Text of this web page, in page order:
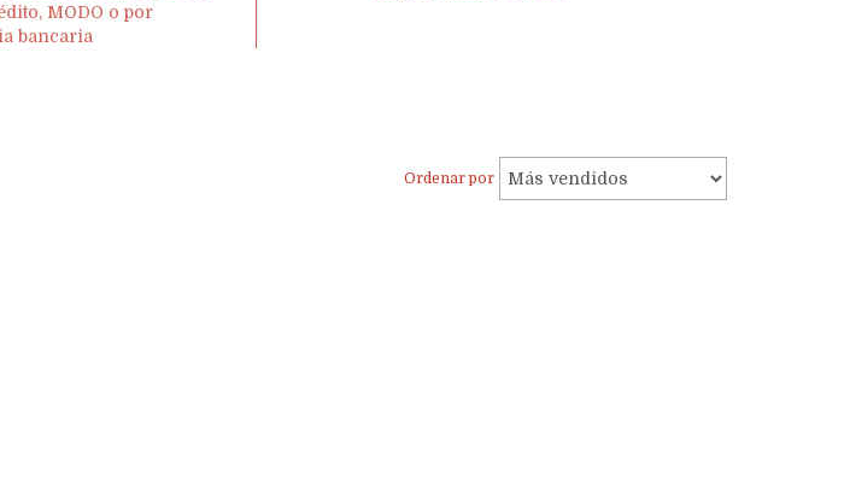
MODO o por
bancaria
Ordenar por